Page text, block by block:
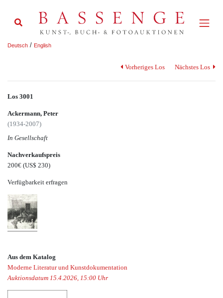
Deutsch / English
Vorheriges Los Nächstes Los
Los 3001
Ackermann, Peter
(1934-2007)
In Gesellschaft
Nachverkaufspreis
200€ (US$ 230)
Verfügbarkeit erfragen
Aus dem Katalog
Moderne Literatur und Kunstdokumentation
Auktionsdatum 15.4.2026, 15:00 Uhr